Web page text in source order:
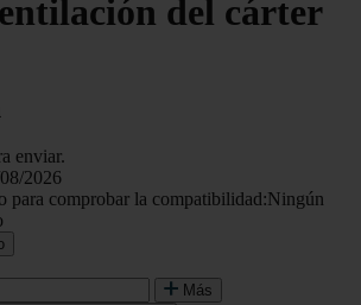
del cárter
enviar.
2026
para comprobar la compatibilidad:Ningún
Más